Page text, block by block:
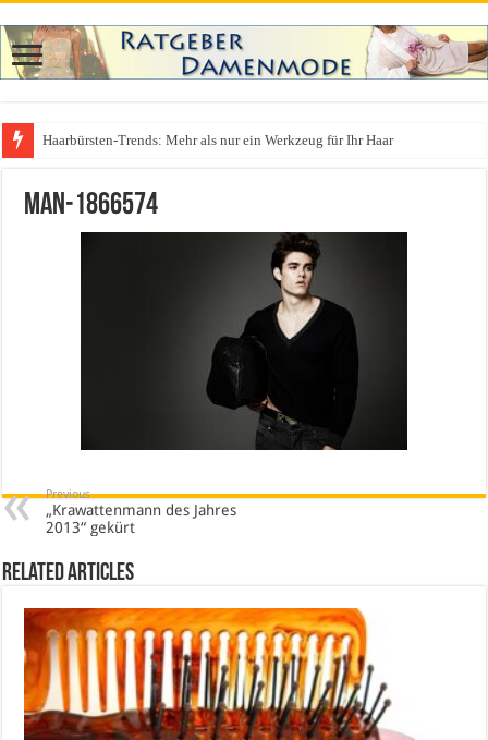
Haarbürsten-Trends: Mehr als nur ein Werkzeug für Ihr Haar
Was zieht man auf ein Festival an? Dein ultimativer Styleguide für die
man-1866574
Previous
„Krawattenmann des Jahres
2013“ gekürt
Related Articles